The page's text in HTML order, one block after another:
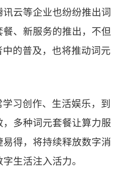
云等企业也纷纷推出词
、新服务的推出，不但
的普及，也将推动词元
习创作、生活娱乐，到
多种词元套餐让算力服
得，将持续释放数字消
生活注入活力。